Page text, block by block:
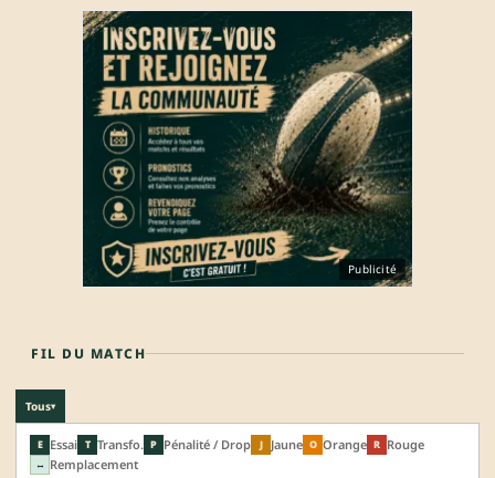
Publicité
FIL DU MATCH
Tous▾
E Essai T Transfo. P Pénalité / Drop J Jaune O Orange R Rouge
↔ Remplacement